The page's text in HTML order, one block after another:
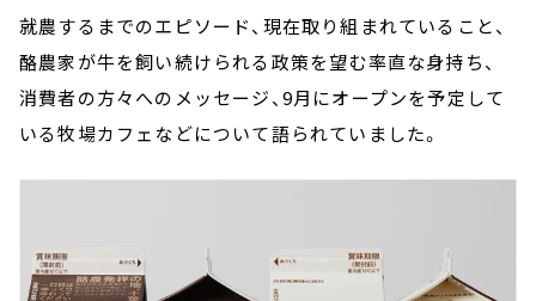
就農するまでのエピソード、現在取り組まれていること、
酪農家が牛を飼い続けられる政策を望む率直な身持ち、
消費者の方々へのメッセージ、9月にオープンを予定して
いる牧場カフェなどについて語られていました。